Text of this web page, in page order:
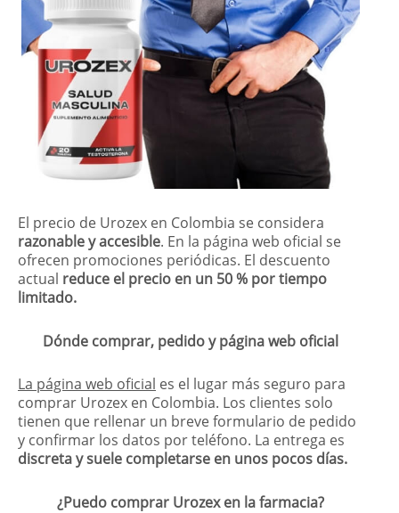
El precio de Urozex en Colombia se considera
razonable y accesible. En la página web oficial se
ofrecen promociones periódicas. El descuento
actual reduce el precio en un 50 % por tiempo
limitado.
Dónde comprar, pedido y página web oficial
La página web oficial es el lugar más seguro para
comprar Urozex en Colombia. Los clientes solo
tienen que rellenar un breve formulario de pedido
y confirmar los datos por teléfono. La entrega es
discreta y suele completarse en unos pocos días.
¿Puedo comprar Urozex en la farmacia?